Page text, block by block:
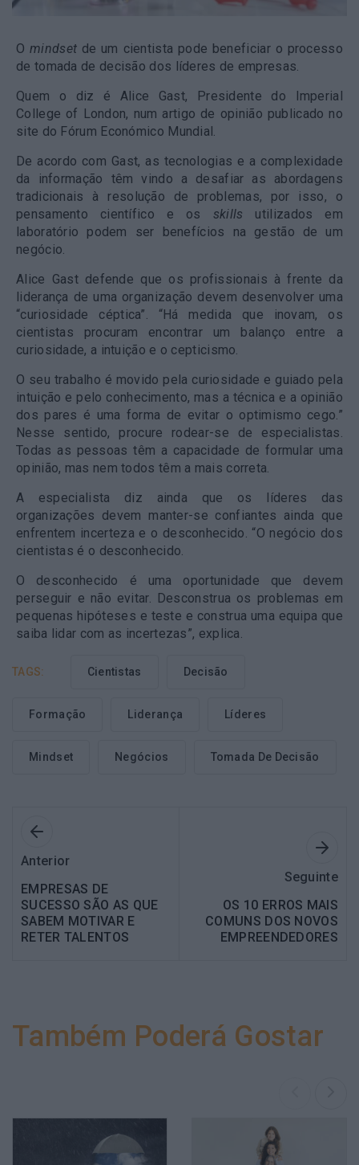
Omindset de um cientista pode beneficiar o processo
de tomada de decisão dos líderes de empresas.
Quem o diz é Alice Gast, Presidente do Imperial
College of London, num artigo de opinião publicado no
site do Fórum Económico Mundial.
De acordo com Gast, as tecnologias e a complexidade
da informação têm vindo a desafiar as abordagens
tradicionais à resolução de problemas, por isso, o
pensamento científico e os skills utilizados em
laboratório podem ser benefícios na gestão de um
negócio.
Alice Gast defende que os profissionais à frente da
liderança de uma organização devem desenvolver uma
“curiosidade céptica”. “Há medida que inovam, os
cientistas procuram encontrar um balanço entre a
curiosidade, a intuição e o cepticismo.
O seu trabalho é movido pela curiosidade e guiado pela
intuição e pelo conhecimento, mas a técnica e a opinião
dos pares é uma forma de evitar o optimismo cego.”
Nesse sentido, procure rodear-se de especialistas.
Todas as pessoas têm a capacidade de formular uma
opinião, mas nem todos têm a mais correta.
A especialista diz ainda que os líderes das
organizações devem manter-se confiantes ainda que
enfrentem incerteza e o desconhecido. “O negócio dos
cientistas é o desconhecido.
O desconhecido é uma oportunidade que devem
perseguir e não evitar. Desconstrua os problemas em
pequenas hipóteses e teste e construa uma equipa que
saiba lidar com as incertezas”, explica.
TAGS: Cientistas Decisão
Formação Liderança Líderes
Mindset Negócios Tomada De Decisão
Anterior
EMPRESAS DE
SUCESSO SÃO AS QUE
SABEM MOTIVAR E
RETER TALENTOS
Seguinte
OS 10 ERROS MAIS
COMUNS DOS NOVOS
EMPREENDEDORES
Também Poderá Gostar